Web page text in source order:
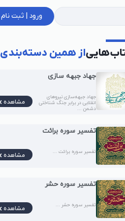
ورود | ثبت نام
از همین دسته‌بندی
جهاد جبهه‌ سازی
جهاد جبهه‌سازی نیروهای
انقلابی در برابر جنگ شناختی
دشمن ...
مشاهده
تفسیر سوره برائت
تفسیر سوره برائت ... مشاهده
تفسیر سوره حشر
تفسیر سوره حشر ... مشاهده